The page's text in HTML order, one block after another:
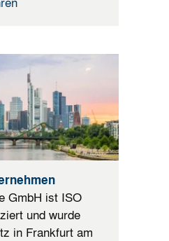
GmbH ist ISO
und wurde
in Frankfurt am